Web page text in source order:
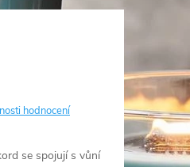
hodnocení
se spojují s vůní